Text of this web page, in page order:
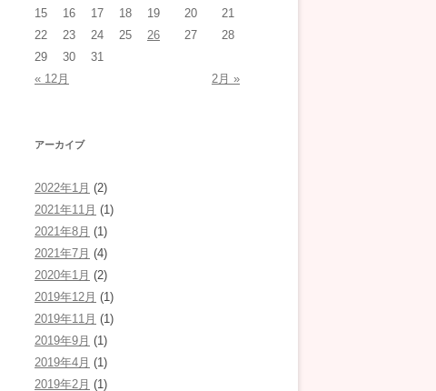
« 12月 2月 »
15
16 17 18 19 20
21
22
23 24 25 26 27
28
29
30 31
アーカイブ
2022年1月 (2)
2021年11月 (1)
2021年8月 (1)
2021年7月 (4)
2020年1月 (2)
2019年12月 (1)
2019年11月 (1)
2019年9月 (1)
2019年4月 (1)
2019年2月 (1)